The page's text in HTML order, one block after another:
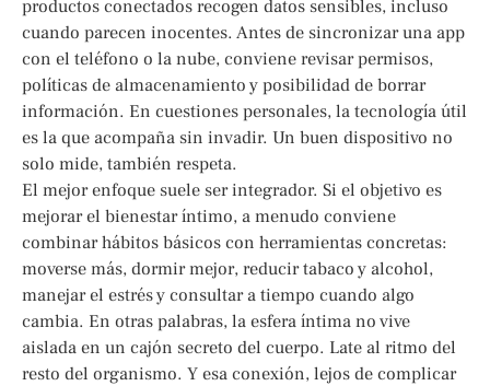
productos conectados recogen datos sensibles, incluso
cuando parecen inocentes. Antes de sincronizar una app
con el teléfono o la nube, conviene revisar permisos,
políticas de almacenamiento y posibilidad de borrar
información. En cuestiones personales, la tecnología útil
es la que acompaña sin invadir. Un buen dispositivo no
solo mide, también respeta.
El mejor enfoque suele ser integrador. Si el objetivo es
mejorar el bienestar íntimo, a menudo conviene
combinar hábitos básicos con herramientas concretas:
moverse más, dormir mejor, reducir tabaco y alcohol,
manejar el estrés y consultar a tiempo cuando algo
cambia. En otras palabras, la esfera íntima no vive
aislada en un cajón secreto del cuerpo. Late al ritmo del
resto del organismo. Y esa conexión, lejos de complicar